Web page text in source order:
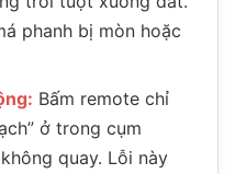
phanh bị mòn hoặc
Bấm remote chỉ
ở trong cụm
quay. Lỗi này